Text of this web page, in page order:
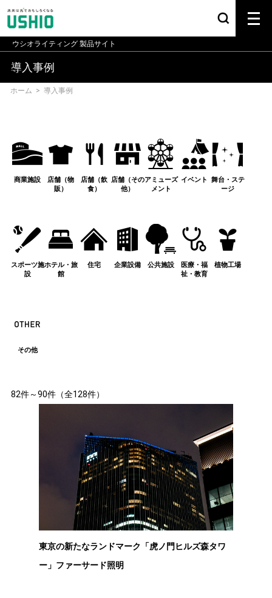
ウシオライティング 製品サイト
導入事例
ホーム > 導入事例
商業施設
店舗（物
販）
店舗（飲
食）
店舗（その
他）
アミューズ
メント
イベント
舞台・ステ
ージ
スポーツ施
設
ホテル・旅
館
住宅 企業設備 公共施設
医療・福
祉・教育
植物工場
その他
82件～90件（全128件）
東京の新たなランドマーク「虎ノ門ヒルズ森タワ
ー」ファーサード照明